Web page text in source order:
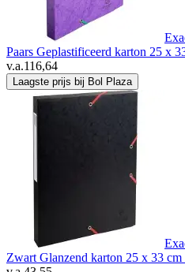
Paars Geplastificeerd karton 25 x
v.a.116,64
Laagste prijs bij Bol Plaza
Zwart Glanzend karton 25 x 33 cm